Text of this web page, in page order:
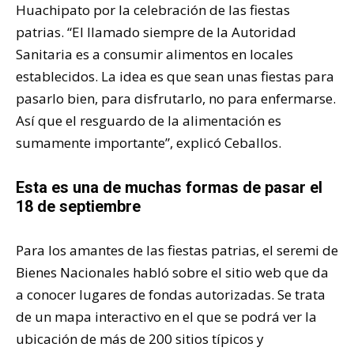
Huachipato por la celebración de las fiestas
patrias. “El llamado siempre de la Autoridad
Sanitaria es a consumir alimentos en locales
establecidos. La idea es que sean unas fiestas para
pasarlo bien, para disfrutarlo, no para enfermarse.
Así que el resguardo de la alimentación es
sumamente importante”, explicó Ceballos.
Esta es una de muchas formas de pasar el
18 de septiembre
Para los amantes de las fiestas patrias, el seremi de
Bienes Nacionales habló sobre el sitio web que da
a conocer lugares de fondas autorizadas. Se trata
de un mapa interactivo en el que se podrá ver la
ubicación de más de 200 sitios típicos y